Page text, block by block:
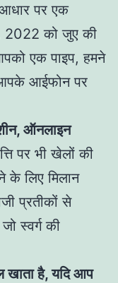
पर एक
2022 को जुए की
एक पाइप, हमने
आईफोन पर
ऑनलाइन
पर भी खेलों की
के लिए मिलान
प्रतीकों से
स्वर्ग की
खाता है, यदि आप